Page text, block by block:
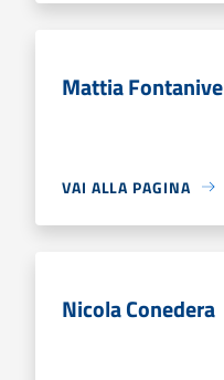
Mattia Fontanive
VAI ALLA PAGINA
Nicola Conedera